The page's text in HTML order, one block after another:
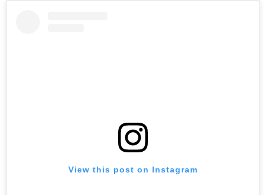
View this post on Instagram